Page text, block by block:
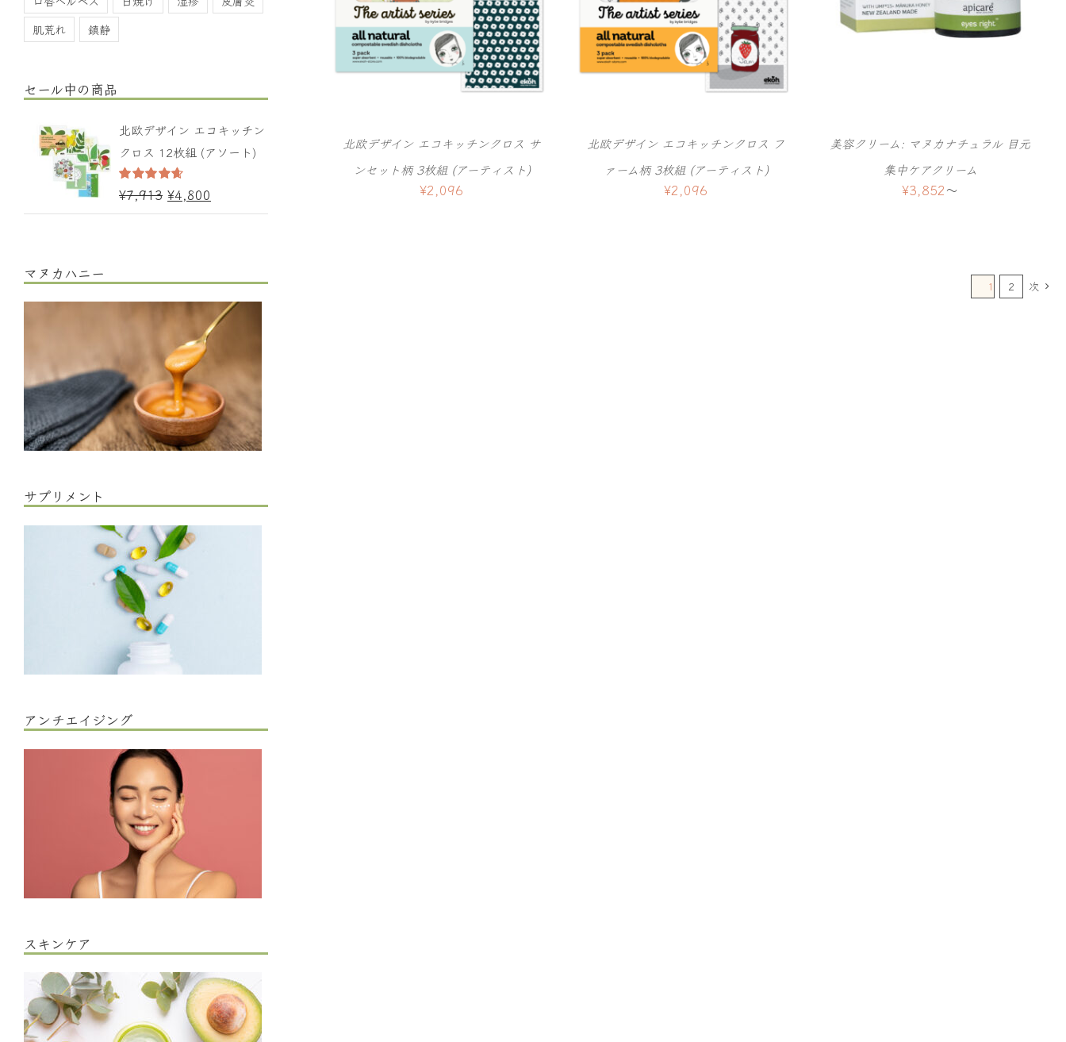
北欧デザイン エコキッチンクロス サ
ンセット柄 3枚組 (アーティスト)
¥2,096
北欧デザイン エコキッチンクロス フ
ァーム柄 3枚組 (アーティスト)
¥2,096
美容クリーム: マヌカナチュラル 目元
集中ケアクリーム
¥3,852〜
1 2 次
肌荒れ
鎮静
セール中の商品
北欧デザイン エコキッチン
クロス 12枚組 (アソート)
5段階中
4.67
の評価
¥7,913 ¥4,800
マヌカハニー
サプリメント
アンチエイジング
スキンケア